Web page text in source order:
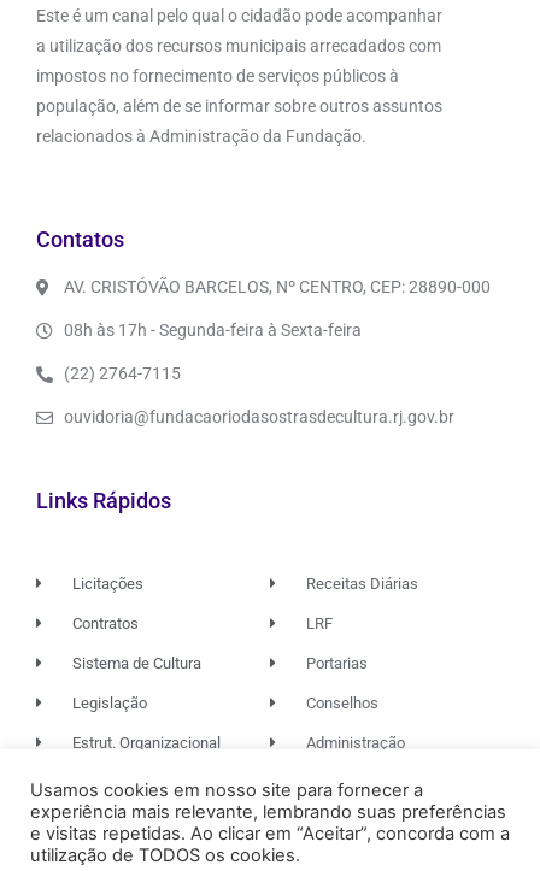
Este é um canal pelo qual o cidadão pode acompanhar
a utilização dos recursos municipais arrecadados com
impostos no fornecimento de serviços públicos à
população, além de se informar sobre outros assuntos
relacionados à Administração da Fundação.
Contatos
AV. CRISTÓVÃO BARCELOS, Nº CENTRO, CEP: 28890-000
08h às 17h - Segunda-feira à Sexta-feira
(22) 2764-7115
ouvidoria@fundacaoriodasostrasdecultura.rj.gov.br
Links Rápidos
Licitações
Contratos
Sistema de Cultura
Legislação
Estrut. Organizacional
Receitas Diárias
LRF
Portarias
Conselhos
Administração
© 2026. TODOS OS DIREITOS RESERVADOS.
Usamos cookies em nosso site para fornecer a
experiência mais relevante, lembrando suas preferências
e visitas repetidas. Ao clicar em “Aceitar”, concorda com a
utilização de TODOS os cookies.